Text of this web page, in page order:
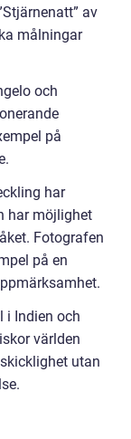
av
målningar
och
på
har
har möjlighet
Fotografen
på en
i Indien och
världen
utan